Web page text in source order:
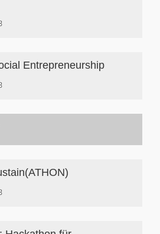
Entrepreneurship